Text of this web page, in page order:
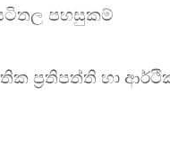
පහසුකම්
ප්‍රතිපත්ති හා